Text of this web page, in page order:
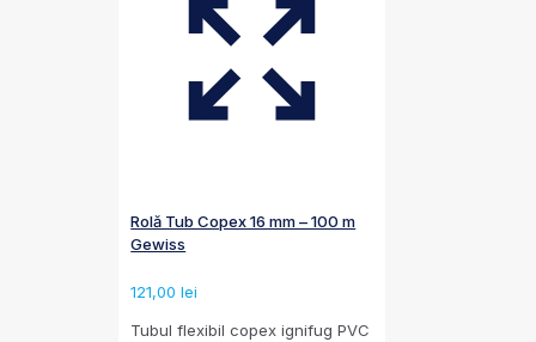
Rolă Tub Copex 16 mm – 100 m
Gewiss
121,00lei
Tubul flexibil copex ignifug PVC